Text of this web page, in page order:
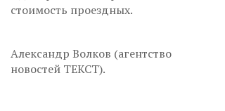
стоимость проездных.
Александр Волков (агентство
новостей ТЕКСТ).